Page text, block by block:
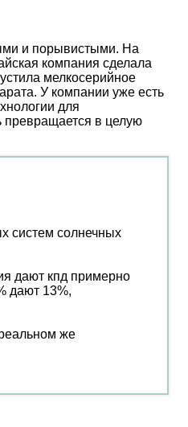
и порывистыми. На
компания сделала
мелкосерийное
У компании уже есть
для
превращается в целую
систем солнечных
дают кпд примерно
дают 13%,
же